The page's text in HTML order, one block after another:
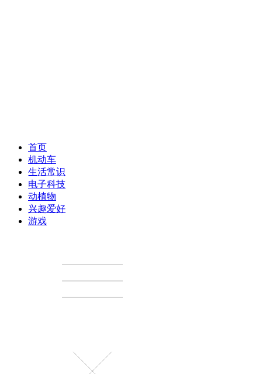
首页
机动车
生活常识
电子科技
动植物
兴趣爱好
游戏